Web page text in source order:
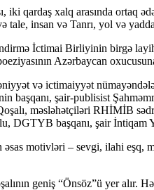
qardaş xalq arasında ortaq
tale, insan və Tanrı, yol və
İctimai Birliyinin birgə
Azərbaycan
və ictimaiyyət
başqanı, şair-publisist
məsləhətçiləri RHİMİB
DGTYB başqanı, şair
motivləri – sevgi, ilahi eşq,
geniş “Önsöz”ü yer